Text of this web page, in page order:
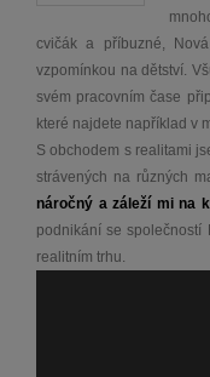
cvičák a příbuzné,
vzpomínkou na dětství.
svém pracovním čase
které najdete například v
S obchodem s realitami
strávených na různých
náročný a záleží mi na
podnikání se společností
realitním trhu.